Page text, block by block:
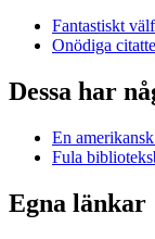
Fantastiskt
Onödiga
Dessa har
En
Fula
Egna länkar